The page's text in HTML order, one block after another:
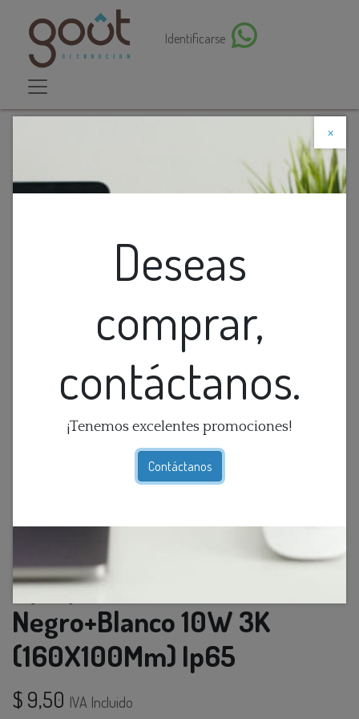
Identificarse
×
Deseas
comprar,
contáctanos.
¡Tenemos excelentes promociones!
Contáctanos
Descuento web
Aplique Pared Led. Bid. Ext. Negro+Blanco 10W 3K
Aplique Pared Led. Bid. Ext.
Negro+Blanco 10W 3K
(160X100Mm) Ip65
$ 9,50 IVA Incluido